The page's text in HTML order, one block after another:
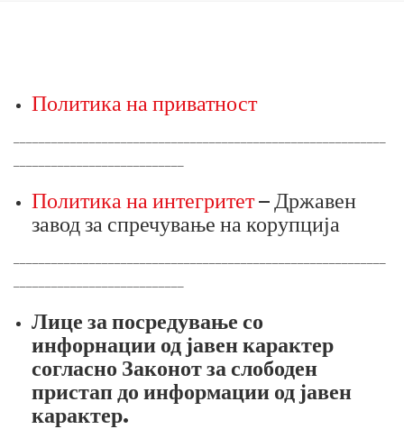
Политика на приватност
Политика на интегритет– Државен
завод за спречување на корупција
Лице запосредување со
инфорнации од јавенкарактер
согласно Законотзаслободен
пристапдо информации од јавен
карактер.